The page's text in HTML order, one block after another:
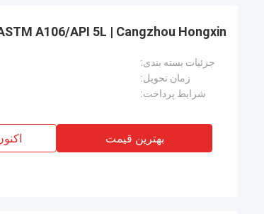
A106/API 5L | Cangzhou Hongxin
جزئیات بسته بندی:
زمان تحویل:
شرایط پرداخت:
بهترین قیمت